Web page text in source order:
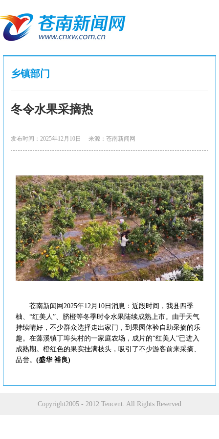
乡镇部门
冬令水果采摘热
发布时间：2025年12月10日 来源：苍南新闻网
苍南新闻网2025年12月10日消息：近段时间，我县四季
柚、“红美人”、脐橙等冬季时令水果陆续成熟上市。由于天气
持续晴好，不少群众选择走出家门，到果园体验自助采摘的乐
趣。在藻溪镇丁埠头村的一家庭农场，成片的“红美人”已进入
成熟期。橙红色的果实挂满枝头，吸引了不少游客前来采摘、
品尝。(盛华 裕良)
Copyright2005 - 2012 Tencent. All Rights Reserved